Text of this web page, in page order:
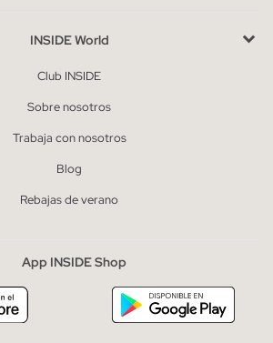
INSIDE World
Club INSIDE
Sobre nosotros
Trabaja con nosotros
Blog
Rebajas de verano
App INSIDE Shop